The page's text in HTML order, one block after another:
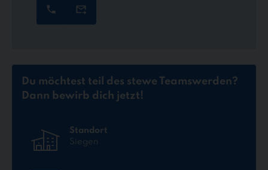
Du möchtest teil des stewe Teamswerden?
Dann bewirb dich jetzt!
Standort
Siegen